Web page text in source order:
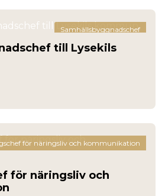
Samhällsbyggnadschef
till Lysekils
för näringsliv och kommunikation
för näringsliv och